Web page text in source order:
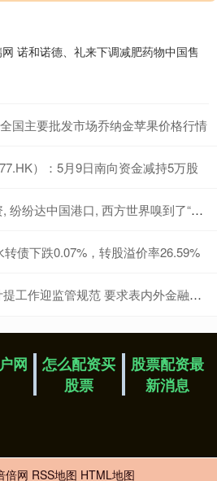
网 诺和诺德、礼来下调减肥药物中国售
国主要批发市场乔纳金苹果价格行情
）：5月9日南向资金减持5万股
中国港口, 西方世界嗅到了“不寻常”的味道
债下跌0.07%，转股溢价率26.59%
迎监管规范 要求表内外金融工具全覆盖
网
怎么配资买
股票
股票配资最
新消息
倍网 RSS地图 HTML地图